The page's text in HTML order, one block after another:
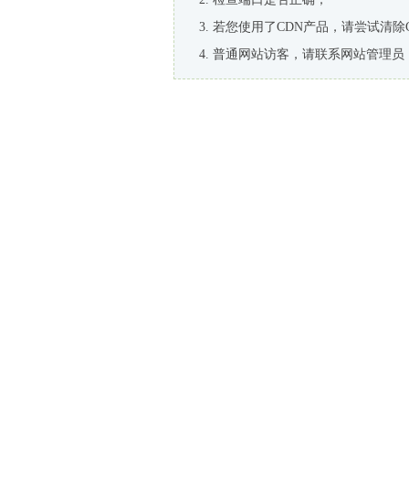
若您使用了CDN产品，请尝试清除
普通网站访客，请联系网站管理员